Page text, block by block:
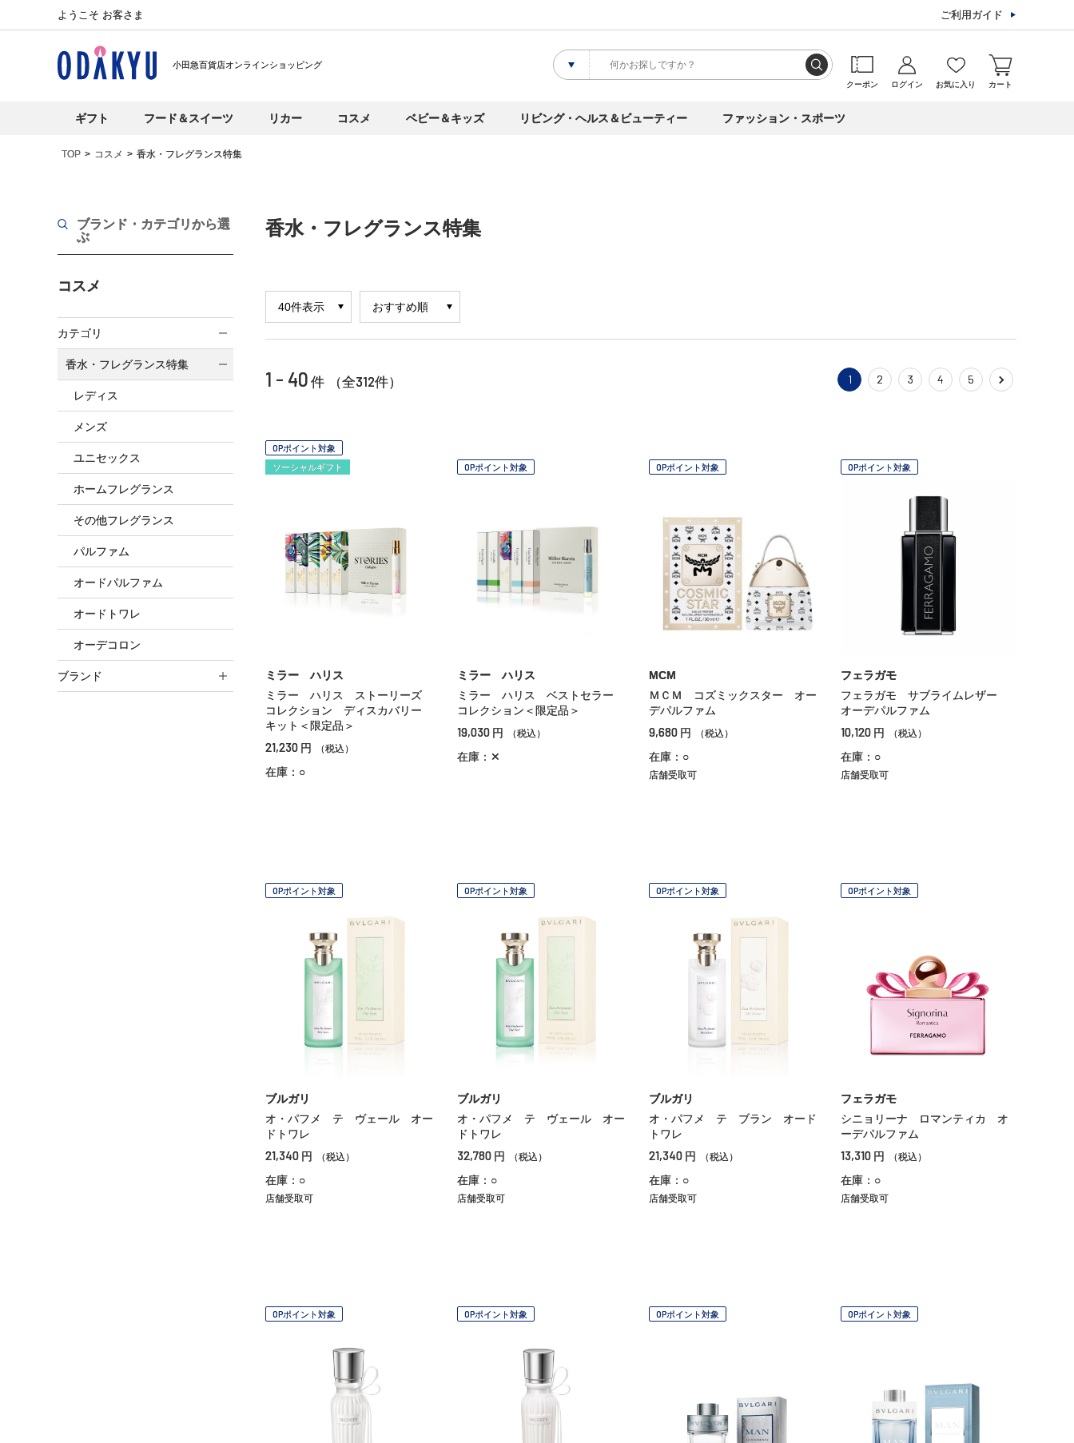
ようこそ お客さま ご利用ガイド
小田急百貨店オンラインショッピング
クーポン ログイン お気に入り カート
ギフト フード＆スイーツ リカー コスメ ベビー＆キッズ リビング・ヘルス＆ビューティー ファッション・スポーツ
TOP コスメ 香水・フレグランス特集
ブランド・カテゴリから選
ぶ
コスメ
カテゴリ
香水・フレグランス特集
レディス
メンズ
ユニセックス
ホームフレグランス
その他フレグランス
パルファム
オードパルファム
オードトワレ
オーデコロン
ブランド
香水・フレグランス特集
1 - 40 件 （全312件） 1 2 3 4 5
OPポイント対象
ソーシャルギフト
ミラー ハリス
ミラー ハリス ストーリーズ
コレクション ディスカバリー
キット＜限定品＞
21,230 円 （税込）
在庫：○
OPポイント対象
ミラー ハリス
ミラー ハリス ベストセラー
コレクション＜限定品＞
19,030 円 （税込）
在庫：✕
OPポイント対象
MCM
ＭＣＭ コズミックスター オー
デパルファム
9,680 円 （税込）
在庫：○
店舗受取可
OPポイント対象
フェラガモ
フェラガモ サブライムレザー
オーデパルファム
10,120 円 （税込）
在庫：○
店舗受取可
OPポイント対象
ブルガリ
オ・パフメ テ ヴェール オー
ドトワレ
21,340 円 （税込）
在庫：○
店舗受取可
OPポイント対象
ブルガリ
オ・パフメ テ ヴェール オー
ドトワレ
32,780 円 （税込）
在庫：○
店舗受取可
OPポイント対象
ブルガリ
オ・パフメ テ ブラン オード
トワレ
21,340 円 （税込）
在庫：○
店舗受取可
OPポイント対象
フェラガモ
シニョリーナ ロマンティカ オ
ーデパルファム
13,310 円 （税込）
在庫：○
店舗受取可
OPポイント対象 OPポイント対象 OPポイント対象 OPポイント対象